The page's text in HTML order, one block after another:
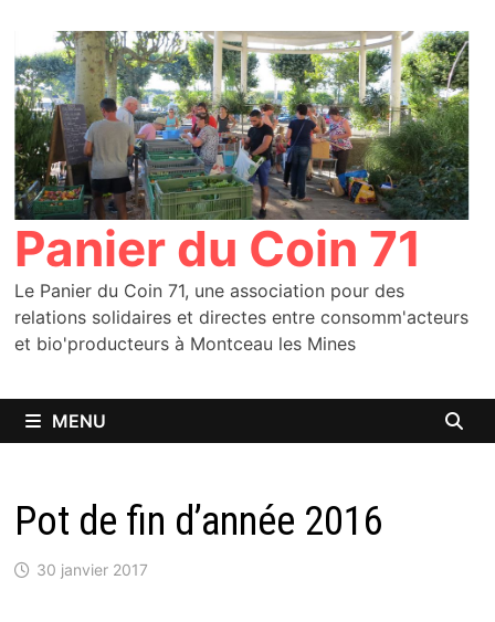
contenu
Panier du Coin 71
Le Panier du Coin 71, une association pour des
relations solidaires et directes entre consomm'acteurs
et bio'producteurs à Montceau les Mines
MENU
Pot de fin d’année 2016
30 janvier 2017